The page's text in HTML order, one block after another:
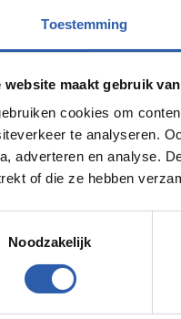
Toestemming
website maakt gebruik
cookies om
te analyseren.
adverteren en analyse.
of die ze hebben
Noodzakelijk
Genseler
vind je een groot
is aangelegd om het
te kunnen opvangen bij
water, het groen en
jij ook nog wel reigers,